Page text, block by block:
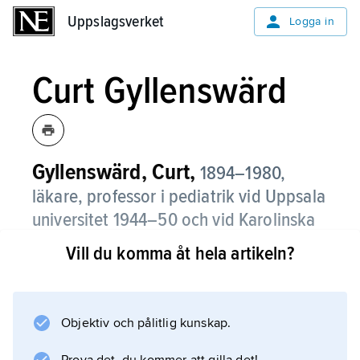
Uppslagsverket Logga in
Curt Gyllenswärd
Gyllenswärd, Curt, 1894–1980,
läkare, professor i pediatrik vid Uppsala
universitet 1944–50 och vid Karolinska
Institutet 1950–62.
Stockholm 1950–62, gjorde sina främsta
Vill du komma åt hela artikeln?
Objektiv och pålitlig kunskap.